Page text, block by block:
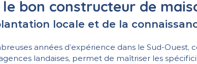
bon constructeur de
locale et de la
années d’expérience dans le Sud-Ouest,
landaises, permet de maîtriser les